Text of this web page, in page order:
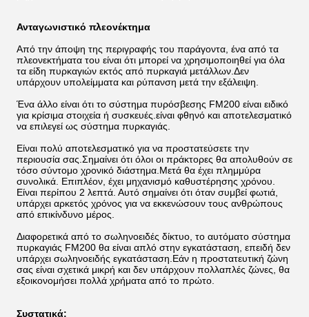
Ανταγωνιστικό πλεονέκτημα
Από την άποψη της περιγραφής του παράγοντα, ένα από τα
πλεονεκτήματα του είναι ότι μπορεί να χρησιμοποιηθεί για όλα
τα είδη πυρκαγιών εκτός από πυρκαγιά μετάλλων.Δεν
υπάρχουν υπολείμματα και ρύπανση μετά την εξάλειψη.
Ένα άλλο είναι ότι το σύστημα πυρόσβεσης FM200 είναι ειδικό
για κρίσιμα στοιχεία ή συσκευές.είναι φθηνό και αποτελεσματικό
να επιλεγεί ως σύστημα πυρκαγιάς.
Είναι πολύ αποτελεσματικό για να προστατεύσετε την
περιουσία σας.Σημαίνει ότι όλοι οι πράκτορες θα απολυθούν σε
τόσο σύντομο χρονικό διάστημα.Μετά θα έχει πλημμύρα
συνολικά. Επιπλέον, έχει μηχανισμό καθυστέρησης χρόνου.
Είναι περίπου 2 λεπτά. Αυτό σημαίνει ότι όταν συμβεί φωτιά,
υπάρχει αρκετός χρόνος για να εκκενώσουν τους ανθρώπους
από επικίνδυνο μέρος.
Διαφορετικά από το σωληνοειδές δίκτυο, το αυτόματο σύστημα
πυρκαγιάς FM200 θα είναι απλό στην εγκατάσταση, επειδή δεν
υπάρχει σωληνοειδής εγκατάσταση.Εάν η προστατευτική ζώνη
σας είναι σχετικά μικρή και δεν υπάρχουν πολλαπλές ζώνες, θα
εξοικονομήσει πολλά χρήματα από το πρώτο.
Συστατικά: